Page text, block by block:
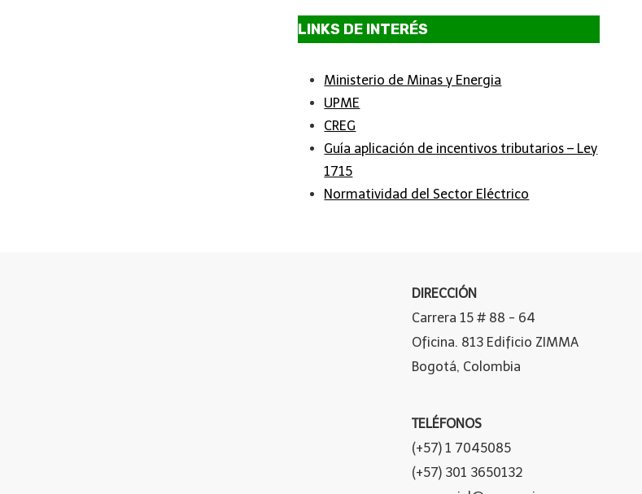
LINKS DE INTERÉS
Ministerio de Minas y Energia
UPME
CREG
Guía aplicación de incentivos tributarios – Ley
1715
Normatividad del Sector Eléctrico
DIRECCIÓN
Carrera 15 # 88 - 64
Oficina. 813 Edificio ZIMMA
Bogotá, Colombia
TELÉFONOS
(+57) 1 7045085
(+57) 301 3650132